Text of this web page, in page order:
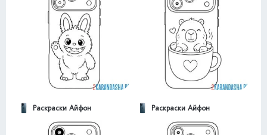
Раскраски Айфон Раскраски Айфон